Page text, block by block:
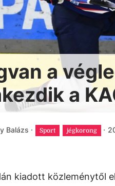
a
a
Balázs · Sport jégkorong ·
kiadott közleménytől